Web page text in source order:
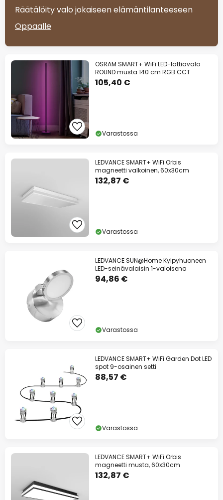
Räätälöity valo jokaiseen elämäntilanteeseen
Oppaalle
OSRAM SMART+ WiFi LED-lattiavalo
ROUND musta 140 cm RGB CCT
105,40 €
Varastossa
LEDVANCE SMART+ WiFi Orbis
magneetti valkoinen, 60x30cm
132,87 €
Varastossa
LEDVANCE SUN@Home Kylpyhuoneen
LED-seinävalaisin 1-valoisena
94,86 €
Varastossa
LEDVANCE SMART+ WiFi Garden Dot LED
spot 9-osainen setti
88,57 €
Varastossa
LEDVANCE SMART+ WiFi Orbis
magneetti musta, 60x30cm
132,87 €